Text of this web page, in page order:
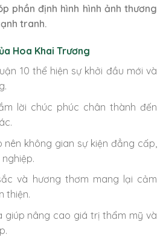
phần định hình hình ảnh thương
tranh.
Hoa Khai Trương
10 thể hiện sự khởi đầu mới và
lời chúc phúc chân thành đến
không gian sự kiện đẳng cấp,
và hương thơm mang lại cảm
thiện.
giúp nâng cao giá trị thẩm mỹ và